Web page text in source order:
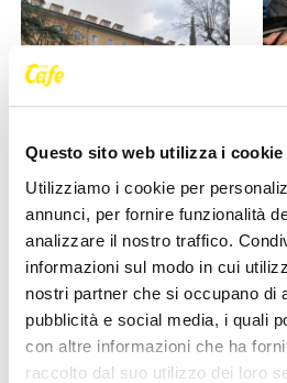
Questo sito web utilizza i cookie
Utilizziamo i cookie per
annunci, per fornire funzionalità
analizzare il nostro traffico.
informazioni sul modo in cui
nostri partner che si occupano di
pubblicità e social media, i quali
con altre informazioni che ha
raccolto dal suo utilizzo dei loro
Malattie della pelle, ASUGI
virtuale”: esami più [...]